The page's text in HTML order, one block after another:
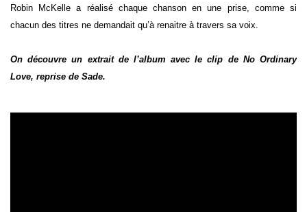
Robin McKelle a réalisé chaque chanson en une prise, comme si
chacun des titres ne demandait qu’à renaitre à travers sa voix.
On découvre un extrait de l’album avec le clip de No Ordinary
Love, reprise de Sade.